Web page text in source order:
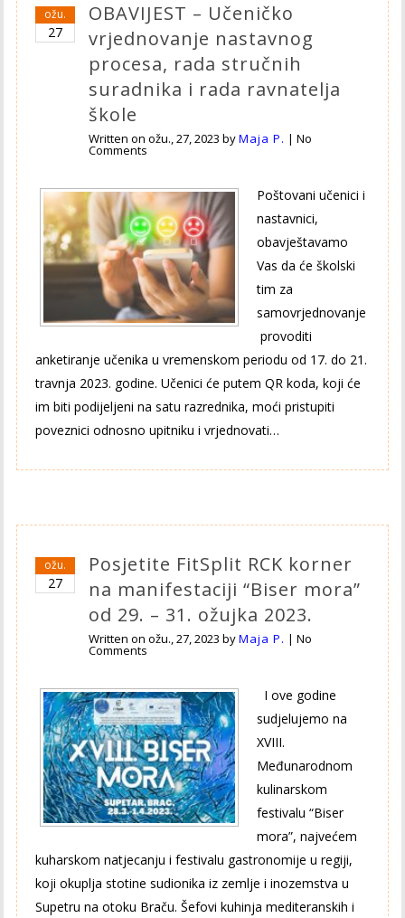
ožu.
27
OBAVIJEST – Učeničko
vrjednovanje nastavnog
procesa, rada stručnih
suradnika i rada ravnatelja
škole
Written onožu., 27, 2023 byMaja P. |No
Comments
Poštovani učenici i
nastavnici,
obavještavamo
Vas da će školski
tim za
samovrjednovanje
provoditi
anketiranje učenika u vremenskom periodu od 17. do 21.
travnja 2023. godine. Učenici će putem QR koda, koji će
im biti podijeljeni na satu razrednika, moći pristupiti
poveznici odnosno upitniku i vrjednovati…
ožu.
27
Posjetite FitSplit RCK korner
na manifestaciji “Biser mora”
od 29. – 31. ožujka 2023.
Written onožu., 27, 2023 byMaja P. |No
Comments
I ove godine
sudjelujemo na
XVIII.
Međunarodnom
kulinarskom
festivalu “Biser
mora”, najvećem
kuharskom natjecanju i festivalu gastronomije u regiji,
koji okuplja stotine sudionika iz zemlje i inozemstva u
Supetru na otoku Braču. Šefovi kuhinja mediteranskih i